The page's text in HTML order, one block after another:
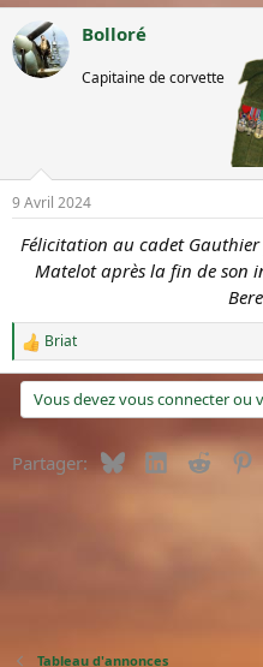
u
t
e
u
u
j
e
t
a
t
d
u
Bolloré
Capitaine de corvette
9 Avril 2024
Félicitation au cadet
Matelot après la fin de son
R
é
c
i
Briat
Vous devez vous connecter ou
Partager: BlueskyLinkedIn
Reddit
Tableau d'annonces